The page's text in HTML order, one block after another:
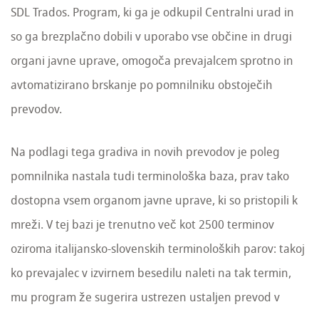
SDL Trados. Program, ki ga je odkupil Centralni urad in
so ga brezplačno dobili v uporabo vse občine in drugi
organi javne uprave, omogoča prevajalcem sprotno in
avtomatizirano brskanje po pomnilniku obstoječih
prevodov.
Na podlagi tega gradiva in novih prevodov je poleg
pomnilnika nastala tudi terminološka baza, prav tako
dostopna vsem organom javne uprave, ki so pristopili k
mreži. V tej bazi je trenutno več kot 2500 terminov
oziroma italijansko-slovenskih terminoloških parov: takoj
ko prevajalec v izvirnem besedilu naleti na tak termin,
mu program že sugerira ustrezen ustaljen prevod v